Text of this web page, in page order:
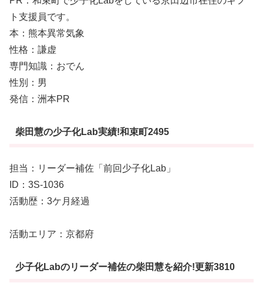
ト支援員です。
本：熊本異常気象
性格：謙虚
専門知識：おでん
性別：男
発信：洲本PR
柴田慧の少子化Lab実績!和束町2495
担当：リーダー補佐「前回少子化Lab」
ID：3S-1036
活動歴：3ケ月経過
活動エリア：京都府
少子化Labのリーダー補佐の柴田慧を紹介!更新3810